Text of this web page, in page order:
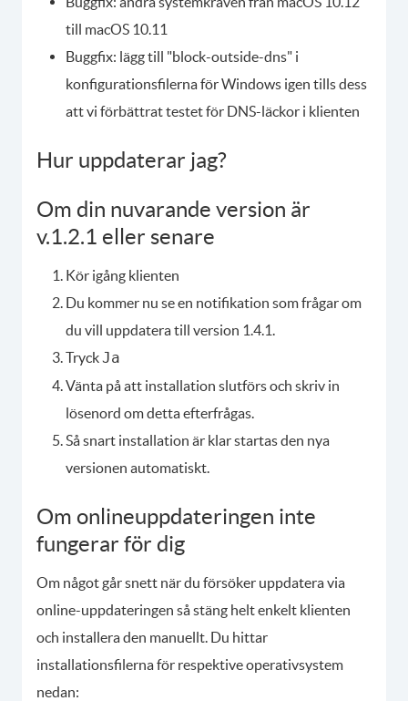
till macOS 10.11
Buggfix: lägg till "block-outside-dns" i
konfigurationsfilerna för Windows igen tills dess
att vi förbättrat testet för DNS-läckor i klienten
Hur uppdaterar jag?
Om din nuvarande version är
v.1.2.1 eller senare
Kör igång klienten
Du kommer nu se en notifikation som frågar om
du vill uppdatera till version 1.4.1.
TryckJa
Vänta på att installation slutförs och skriv in
lösenord om detta efterfrågas.
Så snart installation är klar startas den nya
versionen automatiskt.
Om onlineuppdateringen inte
fungerar för dig
Om något går snett när du försöker uppdatera via
online-uppdateringen så stäng helt enkelt klienten
och installera den manuellt. Du hittar
installationsfilerna för respektive operativsystem
nedan: